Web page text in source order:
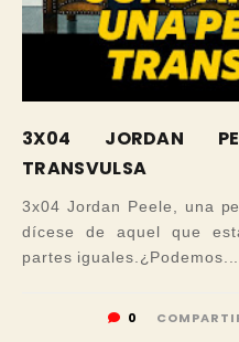
3X04 JORDAN
TRANSVULSA
3x04 Jordan Peele, una
dícese de aquel que
partes iguales.¿Podemos...
0